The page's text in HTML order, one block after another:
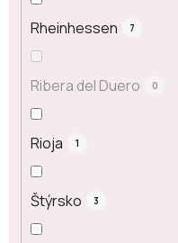
Rheinhessen 7
Ribera del Duero 0
Rioja 1
Štýrsko 3